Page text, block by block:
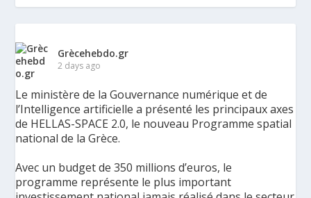
Grècehebdo.gr
2 days ago
Le ministère de la Gouvernance numérique et de
l’Intelligence artificielle a présenté les principaux axes
de HELLAS-SPACE 2.0, le nouveau Programme spatial
national de la Grèce.
Avec un budget de 350 millions d’euros, le
programme représente le plus important